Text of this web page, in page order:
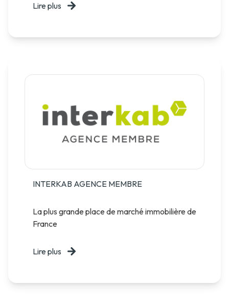
Lire plus
INTERKAB AGENCE MEMBRE
La plus grande place de marché immobilière de
France
Lire plus